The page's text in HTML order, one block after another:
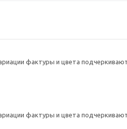
фактуры и цвета
фактуры и цвета